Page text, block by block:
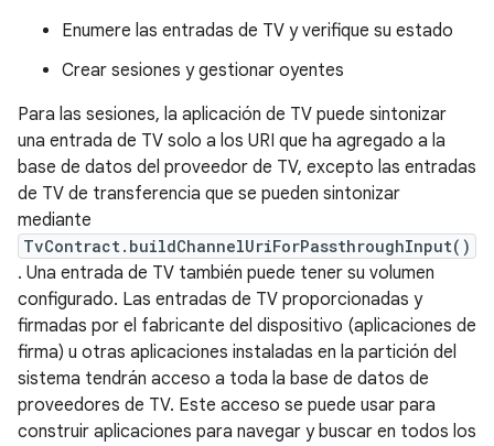
Enumere las entradas de TV y verifique su estado
Crear sesiones y gestionar oyentes
Para las sesiones, la aplicación de TV puede sintonizar
una entrada de TV solo a los URI que ha agregado a la
base de datos del proveedor de TV, excepto las entradas
de TV de transferencia que se pueden sintonizar
mediante
TvContract.buildChannelUriForPassthroughInput()
. Una entrada de TV también puede tener su volumen
configurado. Las entradas de TV proporcionadas y
firmadas por el fabricante del dispositivo (aplicaciones de
firma) u otras aplicaciones instaladas en la partición del
sistema tendrán acceso a toda la base de datos de
proveedores de TV. Este acceso se puede usar para
construir aplicaciones para navegar y buscar en todos los